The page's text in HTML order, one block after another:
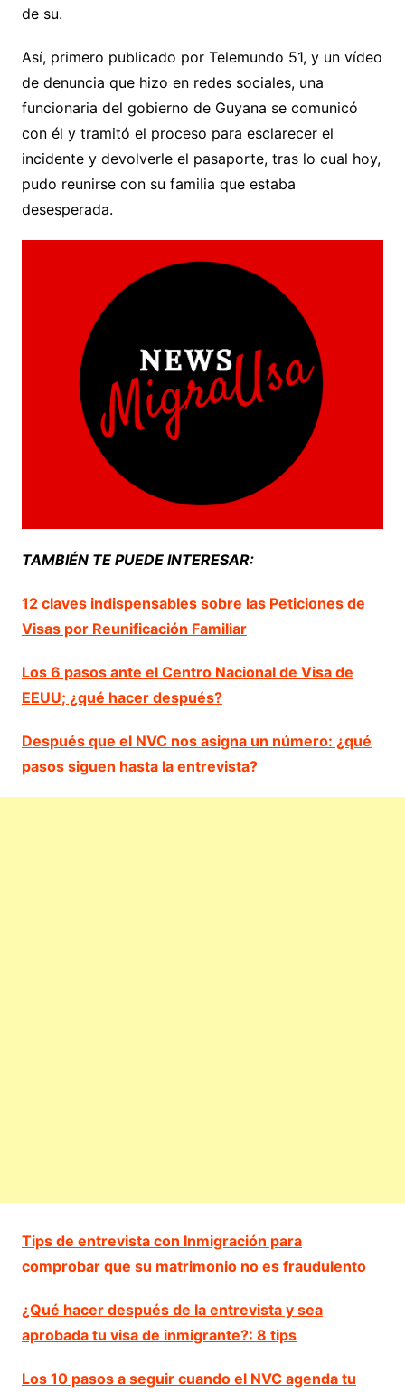
de su.
Así, primero publicado por Telemundo 51, y un vídeo
de denuncia que hizo en redes sociales, una
funcionaria del gobierno de Guyana se comunicó
con él y tramitó el proceso para esclarecer el
incidente y devolverle el pasaporte, tras lo cual hoy,
pudo reunirse con su familia que estaba
desesperada.
TAMBIÉN TE PUEDE INTERESAR:
12 claves indispensables sobre las Peticiones de
Visas por Reunificación Familiar
Los 6 pasos ante el Centro Nacional de Visa de
EEUU; ¿qué hacer después?
Después que el NVC nos asigna un número: ¿qué
pasos siguen hasta la entrevista?
Tips de entrevista con Inmigración para
comprobar que su matrimonio no es fraudulento
¿Qué hacer después de la entrevista y sea
aprobada tu visa de inmigrante?: 8 tips
Los 10 pasos a seguir cuando el NVC agenda tu